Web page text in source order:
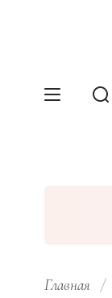
Главная /